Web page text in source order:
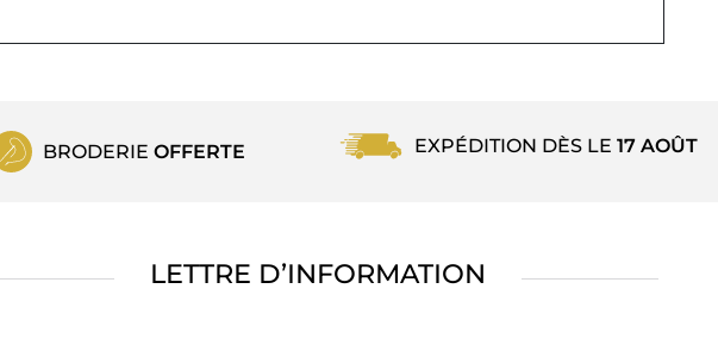
BRODERIE OFFERTE EXPÉDITION DÈS LE 17 AOÛT
LETTRE D’INFORMATION